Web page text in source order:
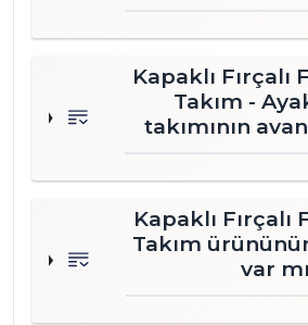
Ayaklı
personel için
Kapaklı Fırçalı
Takım -
takımının
Kapaklı Fırçalı
Takım
var